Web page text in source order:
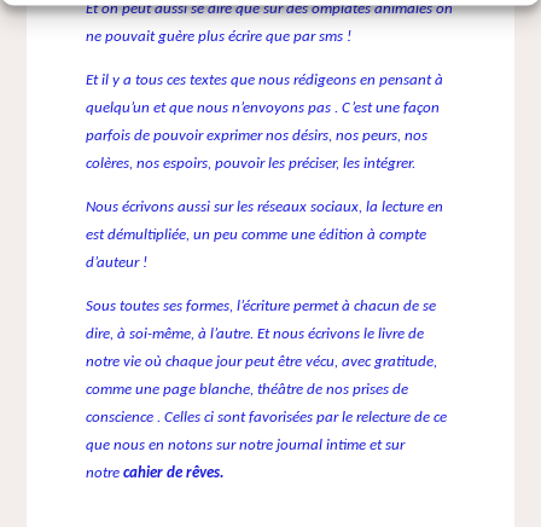
Et on peut aussi se dire que sur des omplates animales on
ne pouvait guère plus écrire que par sms !
Et il y a tous ces textes que nous rédigeons en pensant à
quelqu’un et que nous n’envoyons pas . C’est une façon
parfois de pouvoir exprimer nos désirs, nos peurs, nos
colères, nos espoirs, pouvoir les préciser, les intégrer.
Nous écrivons aussi sur les réseaux sociaux, la lecture en
est démultipliée, un peu comme une édition à compte
d’auteur !
Sous toutes ses formes, l’écriture permet à chacun de se
dire, à soi-même, à l’autre. Et nous écrivons le livre de
notre vie où chaque jour peut être vécu, avec gratitude,
comme une page blanche, théâtre de nos prises de
conscience . Celles ci sont favorisées par le relecture de ce
que nous en notons sur notre journal intime et sur
notre cahier de rêves.